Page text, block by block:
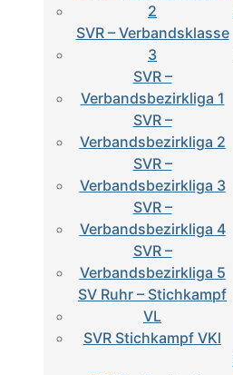
2
SVR – Verbandsklasse
3
SVR –
Verbandsbezirkliga 1
SVR –
Verbandsbezirkliga 2
SVR –
Verbandsbezirkliga 3
SVR –
Verbandsbezirkliga 4
SVR –
Verbandsbezirkliga 5
SV Ruhr – Stichkampf
VL
SVR Stichkampf VKl